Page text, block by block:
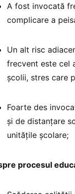
A fost invocată
complicare a
Un alt risc
frecvent este cel
școlii, stres care
Foarte des
și de distanțare
unitățile școlare;
procesul